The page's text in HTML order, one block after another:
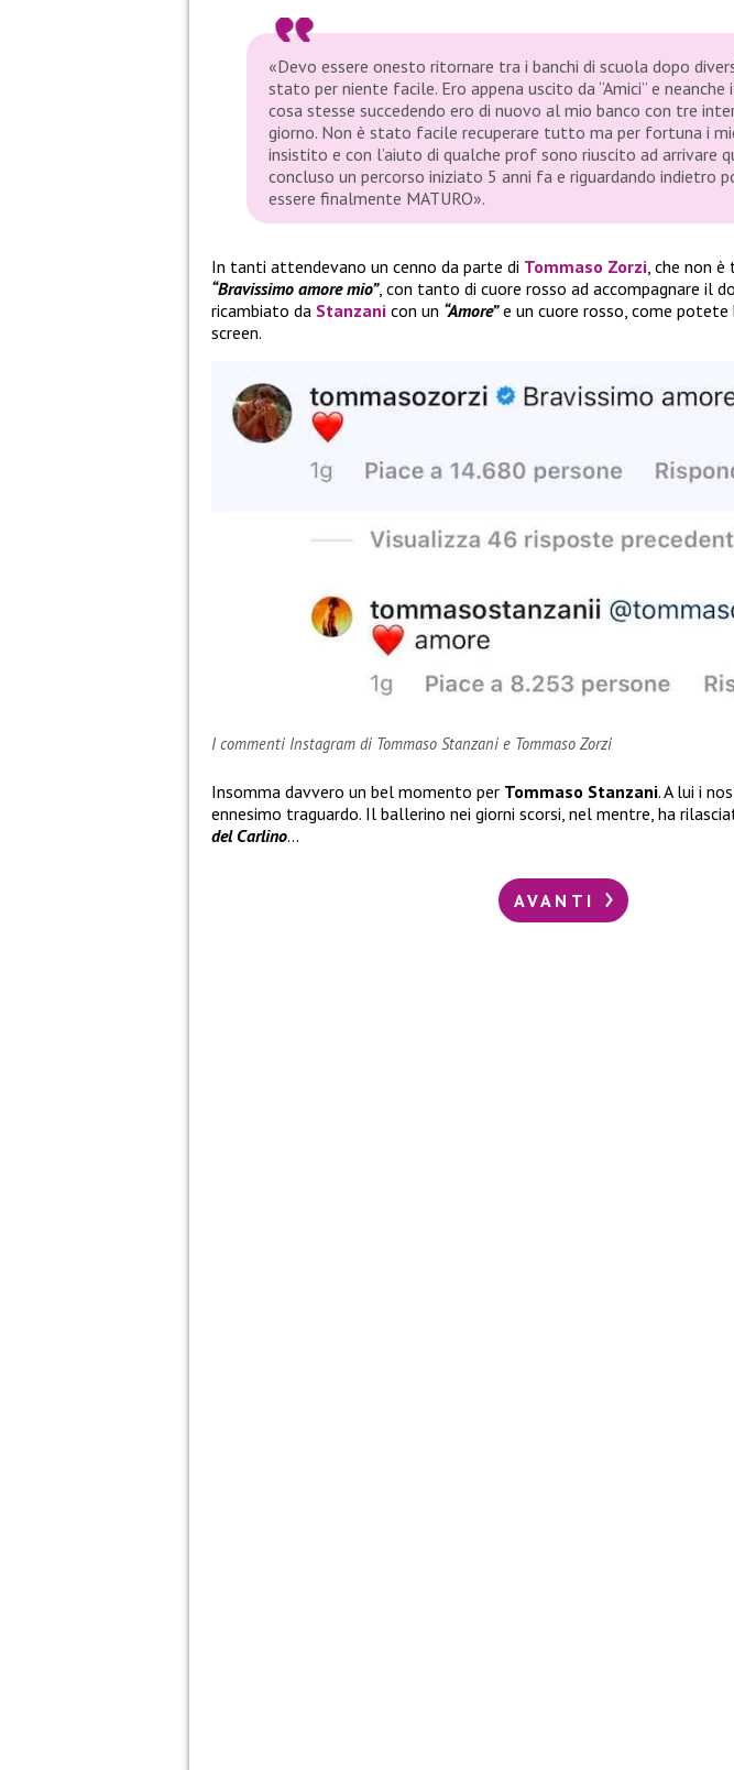
«Devo essere onesto ritornare tra i banchi di scuola dopo
stato per niente facile. Ero appena uscito da “Amici” e
cosa stesse succedendo ero di nuovo al mio banco con tre
giorno. Non è stato facile recuperare tutto ma per fortuna i
insistito e con l’aiuto di qualche prof sono riuscito ad arrivare
concluso un percorso iniziato 5 anni fa e riguardando indietro
essere finalmente MATURO».
In tanti attendevano un cenno da parte di Tommaso Zorzi , che non
“Bravissimo amore mio”, con tanto di cuore rosso ad accompagnare il
ricambiato da Stanzani con un “Amore”e un cuore rosso, come potete
screen.
I commenti Instagram di Tommaso Stanzani e Tommaso Zorzi
Insomma davvero un bel momento per Tommaso Stanzani. A lui i
ennesimo traguardo. Il ballerino nei giorni scorsi, nel mentre, ha
del Carlino…
AVANTI